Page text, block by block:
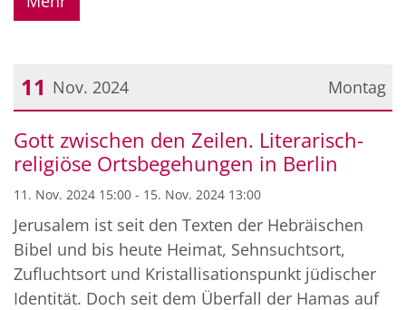
Montag
11 Nov. 2024
Datum: 11. November 2024
Gott zwischen den Zeilen. Literarisch-
religiöse Ortsbegehungen in Berlin
11. Nov. 2024 15:00 - 15. Nov. 2024 13:00
Jerusalem ist seit den Texten der Hebräischen
Bibel und bis heute Heimat, Sehnsuchtsort,
Zufluchtsort und Kristallisationspunkt jüdischer
Identität. Doch seit dem Überfall der Hamas auf